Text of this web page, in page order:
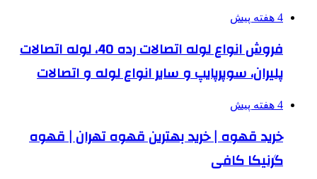
4 هفته پیش
فروش انواع لوله اتصالات رده 40، لوله اتصالات
پلیران، سوپرپایپ و سایر انواع لوله و اتصالات
4 هفته پیش
خرید قهوه | خرید بهترین قهوه تهران | قهوه
گرنیکا کافی